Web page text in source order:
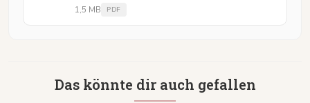
1,5 MB PDF
Das könnte dir auch gefallen